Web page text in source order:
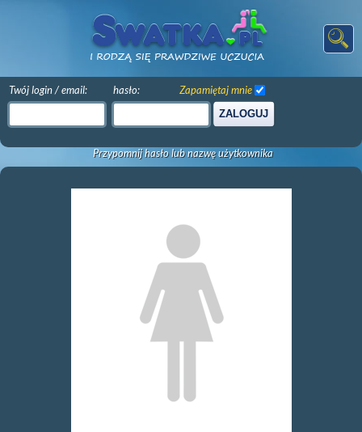
Twój login / email: hasło:
ZALOGUJ
Zapamiętaj mnie
Przypomnij hasło lub nazwę użytkownika